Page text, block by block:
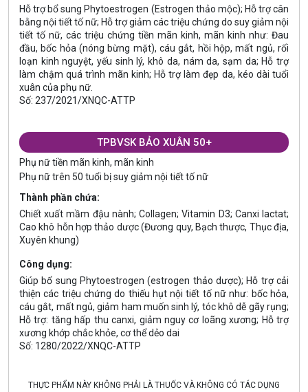
Hỗ trợ bổ sung Phytoestrogen (Estrogen thảo mộc); Hỗ trợ cân
bằng nội tiết tố nữ; Hỗ trợ giảm các triệu chứng do suy giảm nội
tiết tố nữ, các triệu chứng tiền mãn kinh, mãn kinh như: Đau
đầu, bốc hỏa (nóng bừng mặt), cáu gắt, hồi hộp, mất ngủ, rối
loạn kinh nguyệt, yếu sinh lý, khô da, nám da, sạm da; Hỗ trợ
làm chậm quá trình mãn kinh; Hỗ trợ làm đẹp da, kéo dài tuổi
xuân của phụ nữ.
Số: 237/2021/XNQC-ATTP
TPBVSK BẢO XUÂN 50+
Phụ nữ tiền mãn kinh, mãn kinh
Phụ nữ trên 50 tuổi bị suy giảm nội tiết tố nữ
Thành phần chứa:
Chiết xuất mầm đậu nành; Collagen; Vitamin D3; Canxi lactat;
Cao khô hỗn hợp thảo dược (Đương quy, Bạch thược, Thục địa,
Xuyên khung)
Công dụng:
Giúp bổ sung Phytoestrogen (estrogen thảo dược); Hỗ trợ cải
thiện các triệu chứng do thiếu hụt nội tiết tố nữ như: bốc hỏa,
cáu gắt, mất ngủ, giảm ham muốn sinh lý, tóc khô dễ gãy rụng;
Hỗ trợ: tăng hấp thu canxi, giảm nguy cơ loãng xương; Hỗ trợ
xương khớp chắc khỏe, cơ thể dẻo dai
Số: 1280/2022/XNQC-ATTP
THỰC PHẨM NÀY KHÔNG PHẢI LÀ THUỐC VÀ KHÔNG CÓ TÁC DỤNG